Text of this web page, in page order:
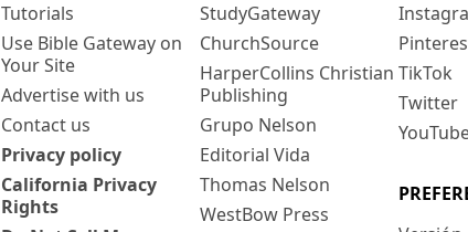
Tutorials
Use Bible Gateway on
Your Site
Advertise with us
Contact us
Privacy policy
California Privacy
Rights
StudyGateway
ChurchSource
HarperCollins Christian
Publishing
Grupo Nelson
Editorial Vida
Thomas Nelson
WestBow Press
TikTok
Twitter